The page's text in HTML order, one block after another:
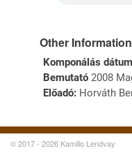
Other
Komponálás
Bemutató 2008
Előadó: Horváth
© 2017 - 2026 Kamillo Lendvay